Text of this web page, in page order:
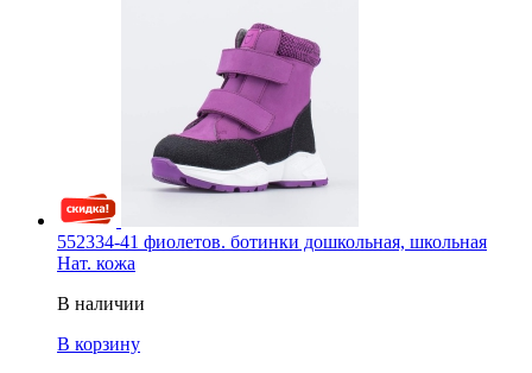
552334-41 фиолетов. ботинки дошкольная, школьная
Нат. кожа
В наличии
В корзину